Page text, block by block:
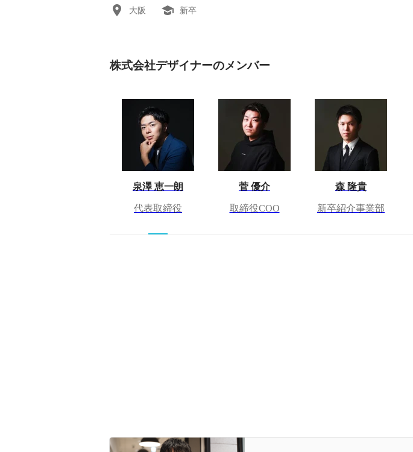
大阪 新卒
株式会社デザイナーのメンバー
泉澤 恵一朗
代表取締役
菅 優介
取締役COO
森 隆貴
新卒紹介事業部